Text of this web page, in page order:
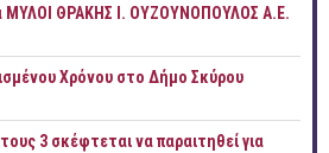
ΜΥΛΟΙ ΘΡΑΚΗΣ Ι. ΟΥΖΟΥΝΟΠΟΥΛΟΣ Α.Ε.
Χρόνου στο Δήμο Σκύρου
3 σκέφτεται να παραιτηθεί για